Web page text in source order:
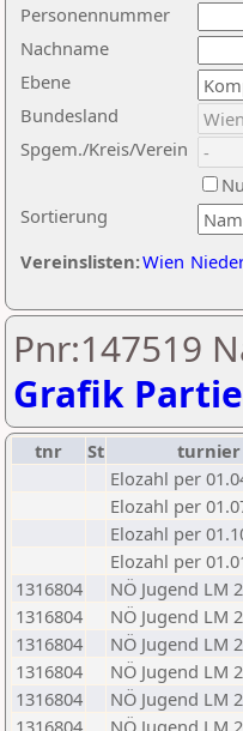
Nachname
Ebene
Sortierung
Personennummer
Bundesland
Spgem./Kreis/Verein
Vereinslisten:Wien
Pnr:147519
Grafik
tnr St turnier
Elozahl per
Elozahl per
Elozahl per
Elozahl per
1316804
NÖ Jugend LM
1316804
NÖ Jugend LM
1316804
NÖ Jugend LM
1316804
NÖ Jugend LM
1316804
NÖ Jugend LM
1316804
NÖ Jugend LM